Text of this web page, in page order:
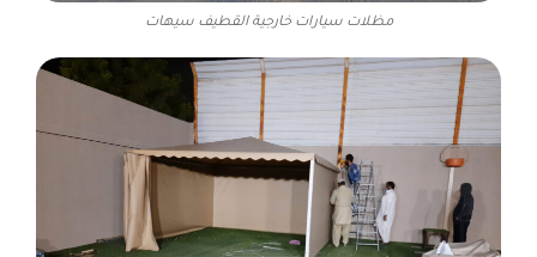
مظلات سيارات خارجية القطيف سيهات